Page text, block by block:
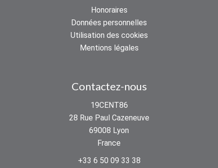
Honoraires
Données personnelles
Utilisation des cookies
Mentions légales
Contactez-nous
19CENT86
28 Rue Paul Cazeneuve
69008 Lyon
France
+33 6 50 09 33 38